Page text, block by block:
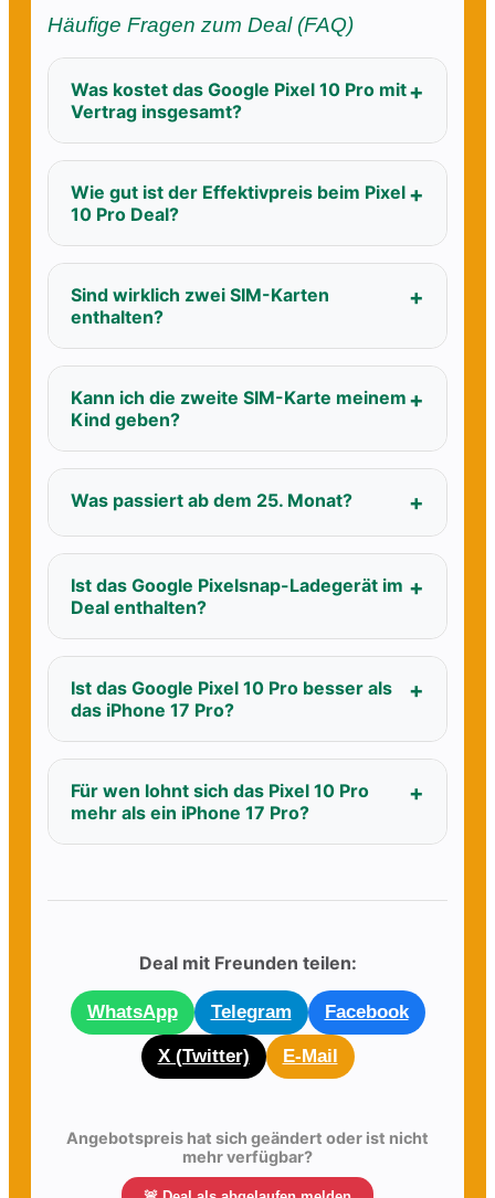
Häufige Fragen zum Deal (FAQ)
Was kostet das Google Pixel 10 Pro mit
Vertrag insgesamt?
Wie gut ist der Effektivpreis beim Pixel
10 Pro Deal?
Sind wirklich zwei SIM-Karten
enthalten?
Kann ich die zweite SIM-Karte meinem
Kind geben?
Was passiert ab dem 25. Monat?
Ist das Google Pixelsnap-Ladegerät im
Deal enthalten?
Ist das Google Pixel 10 Pro besser als
das iPhone 17 Pro?
Für wen lohnt sich das Pixel 10 Pro
mehr als ein iPhone 17 Pro?
Deal mit Freunden teilen:
WhatsApp Telegram Facebook
X (Twitter) E-Mail
Angebotspreis hat sich geändert oder ist nicht
mehr verfügbar?